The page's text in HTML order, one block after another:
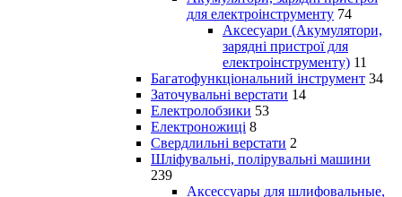
для електроінструменту 74
Аксесуари (Акумулятори,
зарядні пристрої для
електроінструменту) 11
Багатофункціональний інструмент 34
Заточувальні верстати 14
Електролобзики 53
Електроножиці 8
Свердлильні верстати 2
Шліфувальні, полірувальні машини
239
Аксессуары для шлифовальные,